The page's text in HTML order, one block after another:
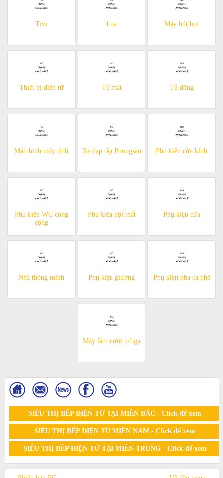
Tivi Loa Máy hút bụi
Thiết bị điện tử Tủ mát Tủ đông
Màn hình máy tính Xe đạp tập Poongsan Phụ kiện cửa kính
Phụ kiện WC công
cộng
Phụ kiện nội thất Phụ kiện cửa
Nhà thông minh Phụ kiện giường Phụ kiện pha cà phê
Máy làm nước có ga
SIÊU THỊ BẾP ĐIỆN TỪ TẠI MIỀN BẮC - Click để xem
SIÊU THỊ BẾP ĐIỆN TỪ MIỀN NAM - Click để xem
SIÊU THỊ BẾP ĐIỆN TỪ TẠI MIỀN TRUNG - Click để xem